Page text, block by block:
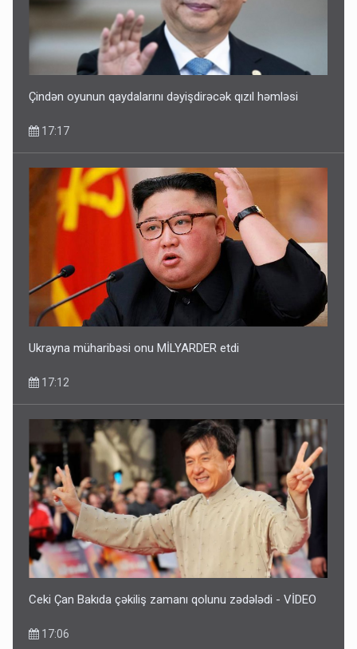
Media və Yayım Şurasına əlavə hüquq və vəzifələr verilib
Kartdan karta istədiyiniz qədər köçürmə edə bilərsiniz -
VİDEO
11:06
Çindən oyunun qaydalarını dəyişdirəcək qızıl həmləsi
17:17
Ukrayna müharibəsi onu MİLYARDER etdi
17:12
Ceki Çan Bakıda çəkiliş zamanı qolunu zədələdi - VİDEO
17:06